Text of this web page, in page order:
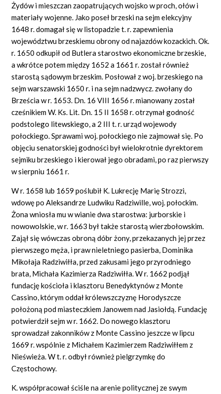
Żydów i mieszczan zaopatrujących wojsko w proch, ołów i
materiały wojenne. Jako poseł brzeski na sejm elekcyjny
1648 r. domagał się w listopadzie t. r. zapewnienia
województwu brzeskiemu obrony od najazdów kozackich. Ok.
r. 1650 odkupił od Butlera starostwo ekonomiczne brzeskie,
a wkrótce potem między 1652 a 1661 r. został również
starostą sądowym brzeskim. Posłował z woj. brzeskiego na
sejm warszawski 1650 r. i na sejm nadzwycz. zwołany do
Brześcia w r. 1653. Dn. 16 VIII 1656 r. mianowany został
cześnikiem W. Ks. Lit. Dn. 15 II 1658 r. otrzymał godność
podstolego litewskiego, a 2 III t. r. urząd wojewody
połockiego. Sprawami woj. połockiego nie zajmował się. Po
objęciu senatorskiej godności był wielokrotnie dyrektorem
sejmiku brzeskiego i kierował jego obradami, po raz pierwszy
w sierpniu 1661 r.
W r. 1658 lub 1659 poślubił K. Lukrecję Marię Strozzi,
wdowę po Aleksandrze Ludwiku Radziwille, woj. połockim.
Żona wniosła mu w wianie dwa starostwa: jurborskie i
nowowolskie, w r. 1663 był także starostą wierzbołowskim.
Zajął się wówczas obroną dóbr żony, przekazanych jej przez
pierwszego męża, i praw nieletniego pasierba, Dominika
Mikołaja Radziwiłła, przed zakusami jego przyrodniego
brata, Michała Kazimierza Radziwiłła. W r. 1662 podjął
fundację kościoła i klasztoru Benedyktynów z Monte
Cassino, którym oddał królewszczyznę Horodyszcze
położoną pod miasteczkiem Janowem nad Jasiołdą. Fundację
potwierdził sejm w r. 1662. Do nowego klasztoru
sprowadzał zakonników z Monte Cassino jeszcze w lipcu
1669 r. wspólnie z Michałem Kazimierzem Radziwiłłem z
Nieświeża. W t. r. odbył również pielgrzymkę do
Częstochowy.
K. współpracował ściśle na arenie politycznej ze swym